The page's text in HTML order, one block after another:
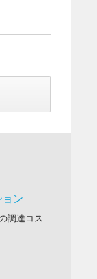
ン
調達コス